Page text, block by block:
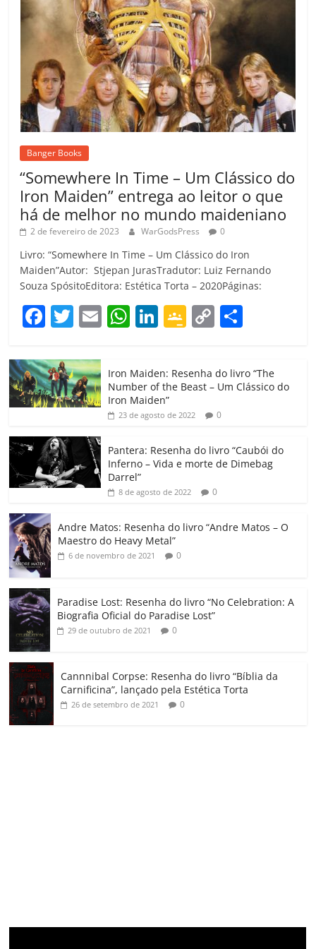
Banger Books
“Somewhere In Time – Um Clássico do
Iron Maiden” entrega ao leitor o que
há de melhor no mundo maideniano
2 de fevereiro de 2023 WarGodsPress 0
Livro: “Somewhere In Time – Um Clássico do Iron
Maiden”Autor: Stjepan JurasTradutor: Luiz Fernando
Souza SpósitoEditora: Estética Torta – 2020Páginas:
F
c
e
b
o
o
k
T
itt
er
E W
at
s
A
p
Li
e
dI
G
gl
e
Cl
a
ss
ro
o
C
p
y
Li
k
m
p
h
ar
Iron Maiden: Resenha do livro “The
Number of the Beast – Um Clássico do
Iron Maiden”
23 de agosto de 2022 0
Pantera: Resenha do livro “Caubói do
Inferno – Vida e morte de Dimebag
Darrel”
8 de agosto de 2022 0
Andre Matos: Resenha do livro “Andre Matos – O
Maestro do Heavy Metal”
6 de novembro de 2021 0
Paradise Lost: Resenha do livro “No Celebration: A
Biografia Oficial do Paradise Lost”
29 de outubro de 2021 0
Cannnibal Corpse: Resenha do livro “Bíblia da
Carnificina”, lançado pela Estética Torta
26 de setembro de 2021 0